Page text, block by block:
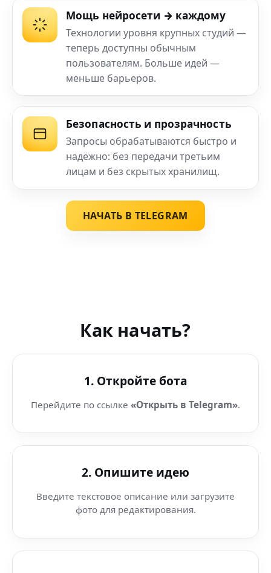
Мощь нейросети → каждому
Технологии уровня крупных студий —
теперь доступны обычным
пользователям. Больше идей —
меньше барьеров.
Безопасность и прозрачность
Запросы обрабатываются быстро и
надёжно: без передачи третьим
лицам и без скрытых хранилищ.
НАЧАТЬ В TELEGRAM
Как начать?
1. Откройте бота
Перейдите по ссылке «Открыть в Telegram».
2. Опишите идею
Введите текстовое описание или загрузите
фото для редактирования.